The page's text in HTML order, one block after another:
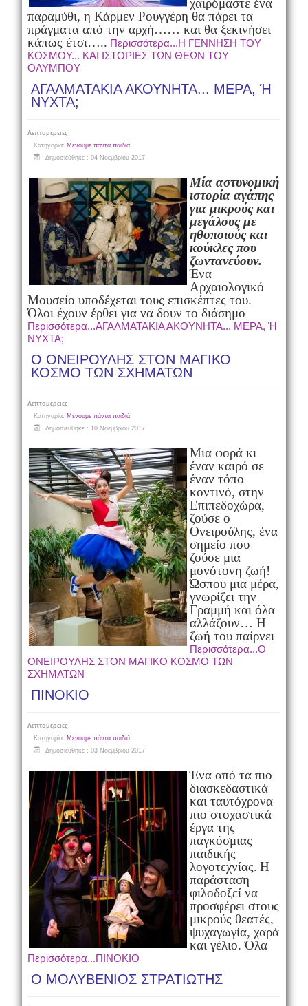
χαιρόμαστε ένα
παραμύθι, η Κάρμεν Ρουγγέρη θα πάρει τα
πράγματα από την αρχή…… και θα ξεκινήσει
κάπως έτσι….. Περισσότερα...Η ΓΕΝΝΗΣΗ ΤΟΥ
ΚΟΣΜΟΥ... ΚΑΙ ΙΣΤΟΡΙΕΣ ΤΩΝ ΘΕΩΝ ΤΟΥ
ΟΛΥΜΠΟΥ
ΑΓΑΛΜΑΤΑΚΙΑ ΑΚΟΥΝΗΤΑ... ΜΕΡΑ, Ή
ΝΥΧΤΑ;
Λεπτομέρειες
Κατηγορία: Μένουμε πάντα παιδιά
Δημοσιεύθηκε : 04 Νοεμβρίου 2017
Μία αστυνομική
ιστορία αγάπης
για μικρούς και
μεγάλους με
ηθοποιούς και
κούκλες που
ζωντανεύουν.
Ένα
Αρχαιολογικό
Μουσείο υποδέχεται τους επισκέπτες του.
Όλοι έχουν έρθει για να δουν το διάσημο
Περισσότερα...ΑΓΑΛΜΑΤΑΚΙΑ ΑΚΟΥΝΗΤΑ... ΜΕΡΑ, Ή
ΝΥΧΤΑ;
O ΟΝΕΙΡΟΥΛΗΣ ΣΤΟΝ ΜΑΓΙΚΟ
ΚΟΣΜΟ ΤΩΝ ΣΧΗΜΑΤΩΝ
Λεπτομέρειες
Κατηγορία: Μένουμε πάντα παιδιά
Δημοσιεύθηκε : 10 Νοεμβρίου 2017
Μια φορά κι
έναν καιρό σε
έναν τόπο
κοντινό, στην
Επιπεδοχώρα,
ζούσε ο
Ονειρούλης, ένα
σημείο που
ζούσε μια
μονότονη ζωή!
Ώσπου μια μέρα,
γνωρίζει την
Γραμμή και όλα
αλλάζουν… Η
ζωή του παίρνει
Περισσότερα...O
ΟΝΕΙΡΟΥΛΗΣ ΣΤΟΝ ΜΑΓΙΚΟ ΚΟΣΜΟ ΤΩΝ
ΣΧΗΜΑΤΩΝ
ΠΙΝΟΚΙΟ
Λεπτομέρειες
Κατηγορία: Μένουμε πάντα παιδιά
Δημοσιεύθηκε : 03 Νοεμβρίου 2017
Ένα από τα πιο
διασκεδαστικά
και ταυτόχρονα
πιο στοχαστικά
έργα της
παγκόσμιας
παιδικής
λογοτεχνίας. Η
παράσταση
φιλοδοξεί να
προσφέρει στους
μικρούς θεατές,
ψυχαγωγία, χαρά
και γέλιο. Όλα
Περισσότερα...ΠΙΝΟΚΙΟ
Ο ΜΟΛΥΒΕΝΙΟΣ ΣΤΡΑΤΙΩΤΗΣ